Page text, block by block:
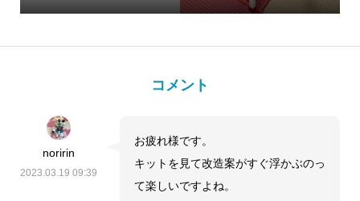
コメント
noririn
2023.03.19 09:39
お疲れ様です。
キットを見て改造案がすぐ浮かぶのっ
て楽しいですよね。